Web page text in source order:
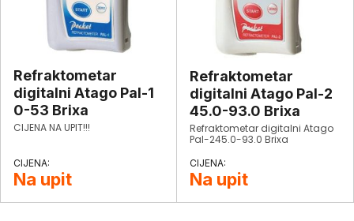
Refraktometar
digitalni Atago Pal-1
0-53 Brixa
CIJENA NA UPIT!!!
Na upit
Refraktometar
digitalni Atago Pal-2
45.0-93.0 Brixa
Refraktometar digitalni Atago
Pal-245.0-93.0 Brixa
Na upit